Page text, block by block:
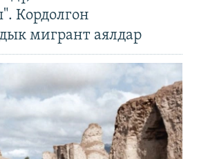
Кордолгон
мигрант аялдар